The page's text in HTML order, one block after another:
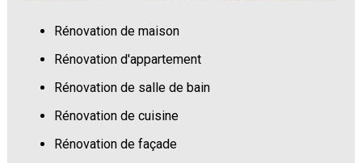
Rénovation de maison
Rénovation d'appartement
Rénovation de salle de bain
Rénovation de cuisine
Rénovation de façade